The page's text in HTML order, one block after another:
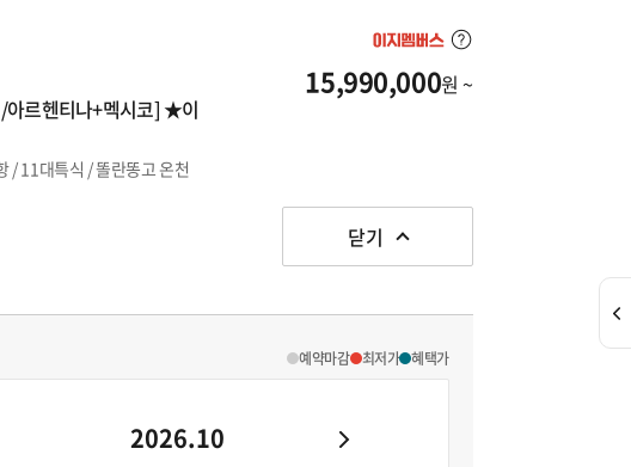
아르헨티나+멕시코] ★이
/ 11대특식 / 똘란똥고 온천
15,990,000원 ~
닫기
예약마감 최저가 혜택가
2026.10